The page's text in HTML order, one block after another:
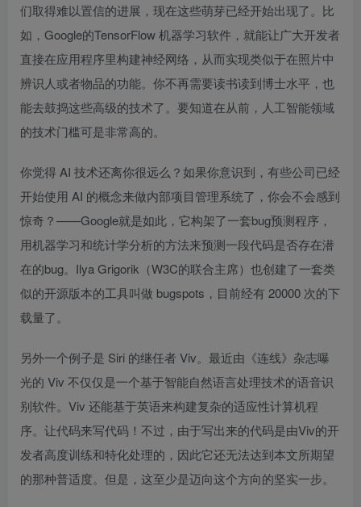
们取得难以置信的进展，现在这些萌芽已经开始出现了。比
如，Google的TensorFlow机器学习软件，就能让广大开发者
直接在应用程序里构建神经网络，从而实现类似于在照片中
辨识人或者物品的功能。你不再需要读书读到博士水平，也
能去鼓捣这些高级的技术了。要知道在从前，人工智能领域
的技术门槛可是非常高的。
你觉得 AI 技术还离你很远么？如果你意识到，有些公司已经
开始使用 AI 的概念来做内部项目管理系统了，你会不会感到
惊奇？——Google就是如此，它构架了一套bug预测程序，
用机器学习和统计学分析的方法来预测一段代码是否存在潜
在的bug。Ilya Grigorik（W3C的联合主席）也创建了一套类
似的开源版本的工具叫做 bugspots ，目前经有 20000 次的下
载量了。
另外一个例子是 Siri 的继任者 Viv。最近由《连线》杂志曝
光的 Viv 不仅仅是一个基于智能自然语言处理技术的语音识
别软件。Viv 还能基于英语来构建复杂的适应性计算机程
序。让代码来写代码！不过，由于写出来的代码是由Viv的开
发者高度训练和特化处理的，因此它还无法达到本文所期望
的那种普适度。但是，这至少是迈向这个方向的坚实一步。